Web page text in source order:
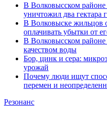
В Волковысском районе
уничтожил два гектара
В Волковыске жильцов
оплачивать убытки от
В Волковысском
качеством воды
Бор, цинк и сера:
урожай
Почему люди ищут
перемен и
Резонанс